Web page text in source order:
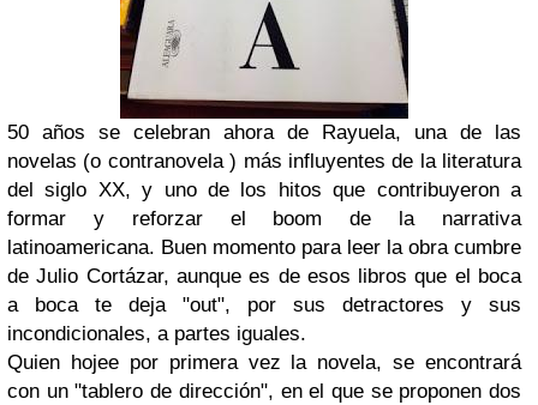
50 años se celebran ahora de Rayuela, una de las
novelas (o contranovela ) más influyentes de la literatura
del siglo XX, y uno de los hitos que contribuyeron a
formar y reforzar el boom de la narrativa
latinoamericana. Buen momento para leer la obra cumbre
de Julio Cortázar, aunque es de esos libros que el boca
a boca te deja "out", por sus detractores y sus
incondicionales, a partes iguales.
Quien hojee por primera vez la novela, se encontrará
con un "tablero de dirección", en el que se proponen dos